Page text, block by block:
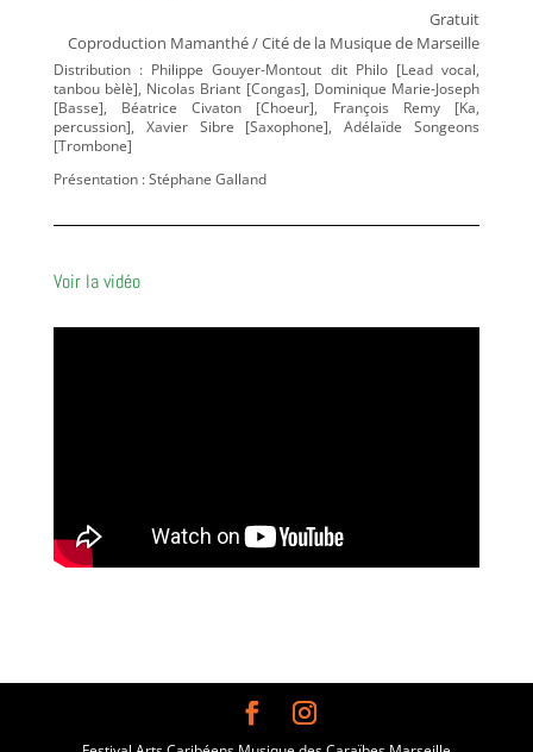
Gratuit
Coproduction Mamanthé / Cité de la Musique de Marseille
Distribution : Philippe Gouyer-Montout dit Philo [Lead vocal,
tanbou bèlè], Nicolas Briant [Congas], Dominique Marie-Joseph
[Basse], Béatrice Civaton [Choeur], François Remy [Ka,
percussion], Xavier Sibre [Saxophone], Adélaïde Songeons
[Trombone]
Présentation : Stéphane Galland
Voir la vidéo